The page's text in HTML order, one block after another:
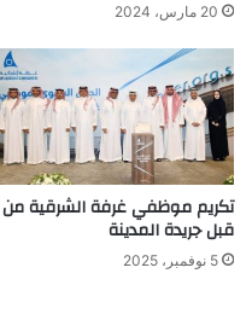
20 مارس، 2024
تكريم موظفي غرفة الشرقية من
قبل جريدة المدينة
5 نوفمبر، 2025